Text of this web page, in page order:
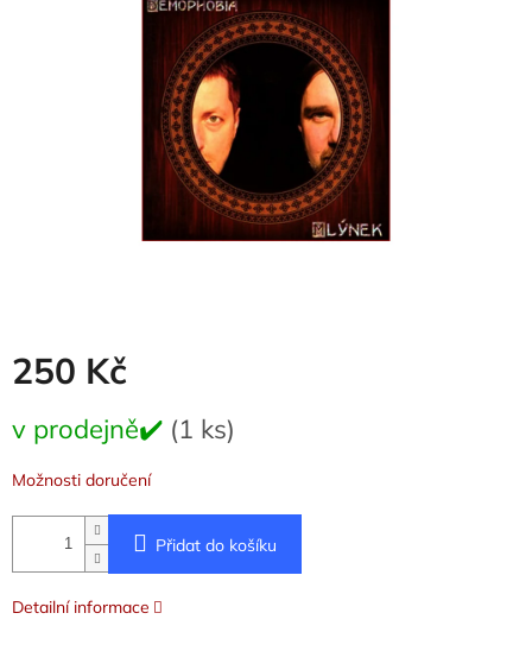
hvězdiček.
250 Kč
cena:
v prodejně✔️ (1 ks)
Možnosti doručení
Přidat do košíku
Detailní informace